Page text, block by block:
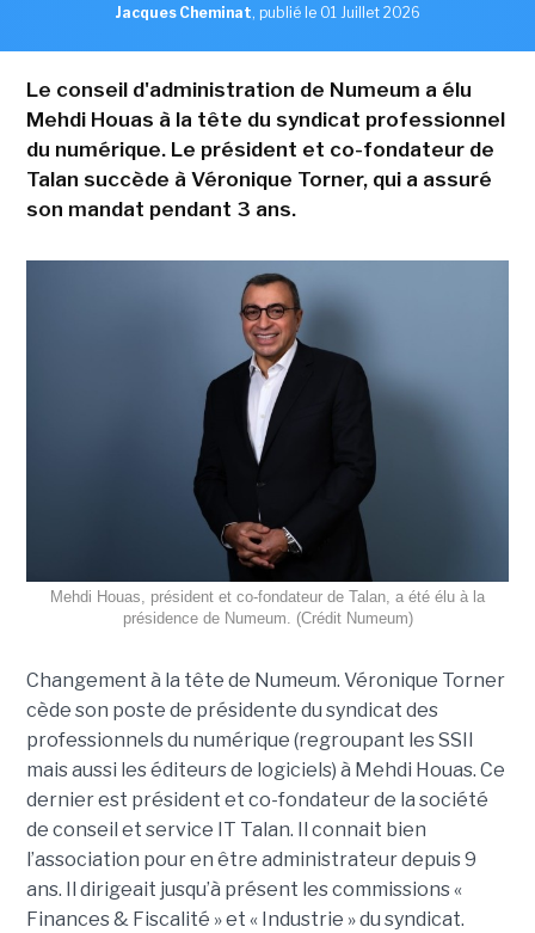
Jacques Cheminat, publié le 01 Juillet 2026
Le conseil d'administration de Numeum a élu
Mehdi Houas à la tête du syndicat professionnel
du numérique. Le président et co-fondateur de
Talan succède à Véronique Torner, qui a assuré
son mandat pendant 3 ans.
Mehdi Houas, président et co-fondateur de Talan, a été élu à la
présidence de Numeum. (Crédit Numeum)
Changement à la tête de Numeum. Véronique Torner
cède son poste de présidente du syndicat des
professionnels du numérique (regroupant les SSII
mais aussi les éditeurs de logiciels) à Mehdi Houas. Ce
dernier est président et co-fondateur de la société
de conseil et service IT Talan. Il connait bien
l’association pour en être administrateur depuis 9
ans. Il dirigeait jusqu’à présent les commissions «
Finances & Fiscalité » et « Industrie » du syndicat.